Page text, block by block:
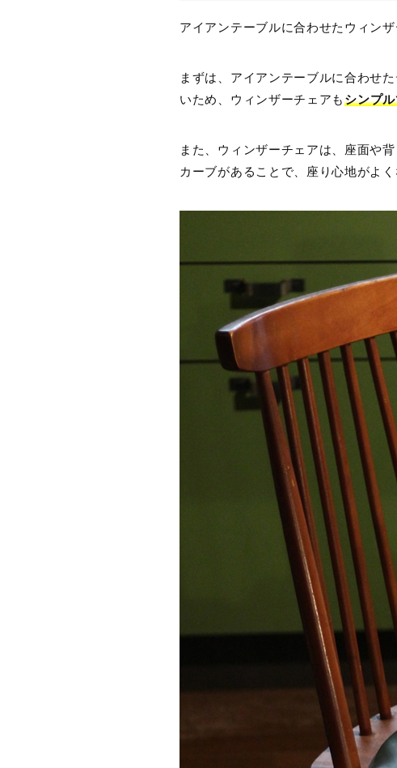
アイアンテーブルに合わせたウィン
まずは、アイアンテーブルに合わせ
いため、ウィンザーチェアもシンプ
また、ウィンザーチェアは、座面や
カーブがあることで、座り心地がよ